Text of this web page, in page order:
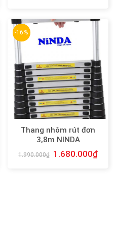
-16%
Thang nhôm rút đơn
3,8m NINDA
1.990.000₫ 1.680.000₫